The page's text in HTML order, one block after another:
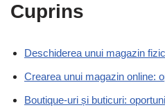
Cuprins
Deschiderea unui magazin
Crearea unui magazin online:
Boutique-uri și buticuri: